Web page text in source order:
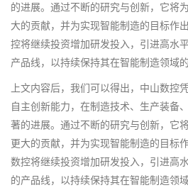
的进展。通过不断的研究与创新，它将
大的贡献，并为实现智能制造的目标作
控将继续投资增加研发投入，引进高水
产品线，以持续保持其在智能制造领域的
上文内容后，我们可以得出，中山数控
自主创新能力，在制造技术、生产装备
著的进展。通过不断的研究与创新，它
更大的贡献，并为实现智能制造的目标
数控将继续投资增加研发投入，引进高
的产品线，以持续保持其在智能制造领